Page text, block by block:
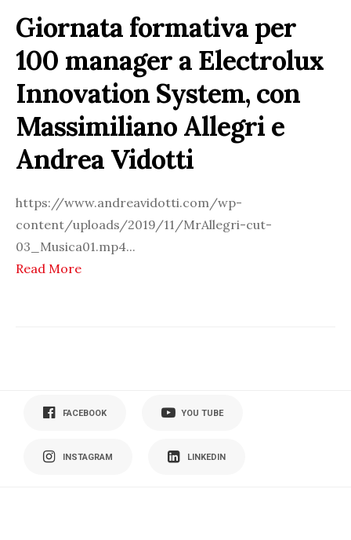
Giornata formativa per
100 manager a Electrolux
Innovation System, con
Massimiliano Allegri e
Andrea Vidotti
https://www.andreavidotti.com/wp-
content/uploads/2019/11/MrAllegri-cut-
03_Musica01.mp4...
Read More
FACEBOOK YOU TUBE
INSTAGRAM LINKEDIN